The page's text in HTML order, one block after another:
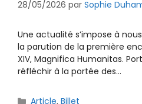
28/05/2026 par Sophie
Une actualité s’impose à
la parution de la première
XIV, Magnifica Humanitas.
réfléchir à la portée des…
Catégories
Article,Billet